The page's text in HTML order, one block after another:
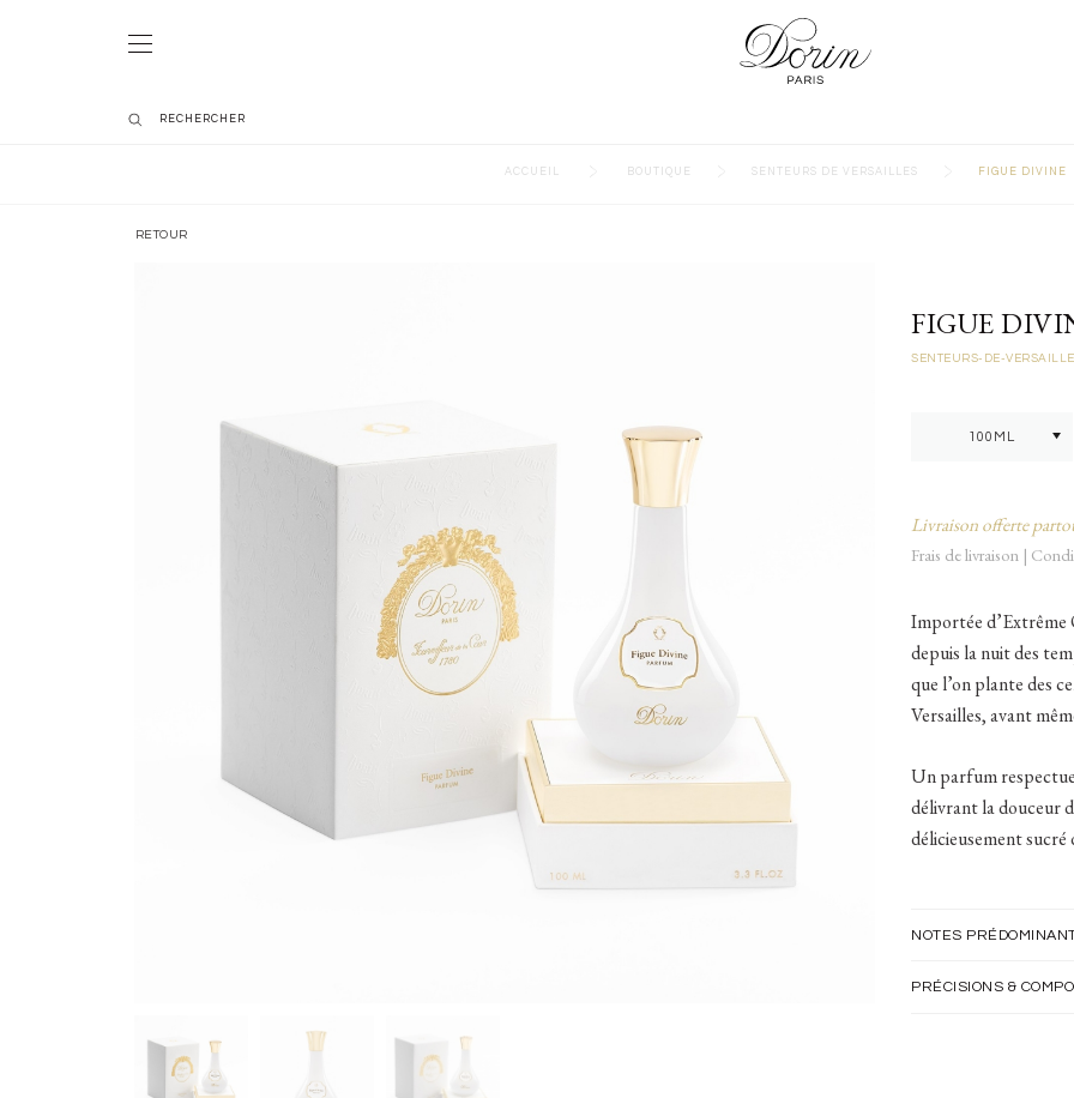
ACCUEIL BOUTIQUE SENTEURS DE VERSAILLES FIGUE DIVINE
RETOUR
FIGUE
SENTEURS-DE-
Livraison offerte
Frais de livraison |
Importée d’Extrême
depuis la nuit des
que l’on plante des
Versailles, avant
Un parfum
délivrant la douceur
délicieusement
NOTES
PRÉCISIONS &